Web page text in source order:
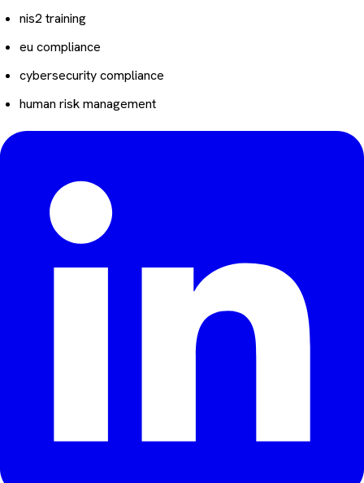
nis2 training
eu compliance
cybersecurity compliance
human risk management